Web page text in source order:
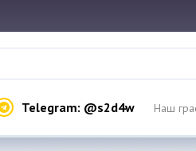
Telegram: @s2d4w Наш